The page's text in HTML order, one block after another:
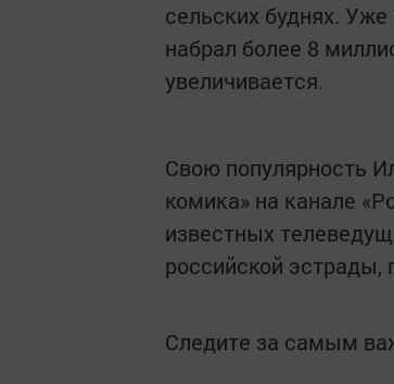
сельских буднях.
набрал более 8
увеличивается.
Свою популярность
комика» на канале
известных
российской
Следите за самым